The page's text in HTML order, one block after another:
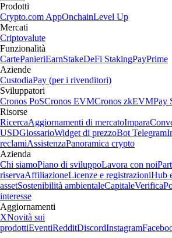
Prodotti
Crypto.com AppOnchainLevel Up
Mercati
Criptovalute
Funzionalità
CartePanieriEarnStakeDeFi StakingPayPrime
Aziende
CustodiaPay (per i rivenditori)
Sviluppatori
Cronos PoSCronos EVMCronos zkEVMPay
Risorse
RicercaAggiornamenti di mercatoImpara
USDGlossarioWidget di prezzoBot Telegram
reclamiAssistenzaPanoramica crypto
Azienda
Chi siamoPiano di sviluppoLavora con noi
riservaAffiliazioneLicenze e registrazioniHub
assetSostenibilità ambientaleCapitaleVerifica
interesse
Aggiornamenti
XNovità sui
prodottiEventiRedditDiscordInstagram